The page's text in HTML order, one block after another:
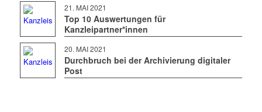
21. MAI 2021
Top 10 Auswertungen für
Kanzleipartner*innen
20. MAI 2021
Durchbruch bei der Archivierung digitaler
Post